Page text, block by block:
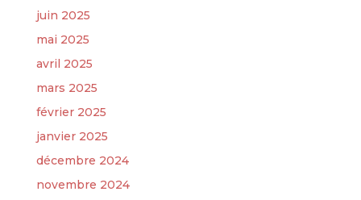
juin 2025
mai 2025
avril 2025
mars 2025
février 2025
janvier 2025
décembre 2024
novembre 2024